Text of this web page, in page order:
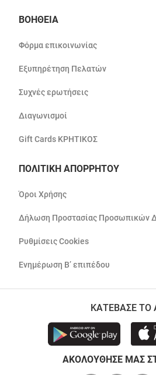
ΒΟΗΘΕΙΑ
Φόρμα επικοινωνίας
Εξυπηρέτηση Πελατών
Συχνές ερωτήσεις
Διαγωνισμοί
Gift Cards ΚΡΗΤΙΚΟΣ
ΠΟΛΙΤΙΚΗ ΑΠΟΡΡΗΤΟΥ
Όροι Χρήσης
Δήλωση Προστασίας Προσωπικών
Ρυθμίσεις Cookies
Ενημέρωση Β’ επιπέδου
ΚΑΤΕΒΑΣΕ ΤΟ
ΑΚΟΛΟΥΘΗΣΕ ΜΑΣ